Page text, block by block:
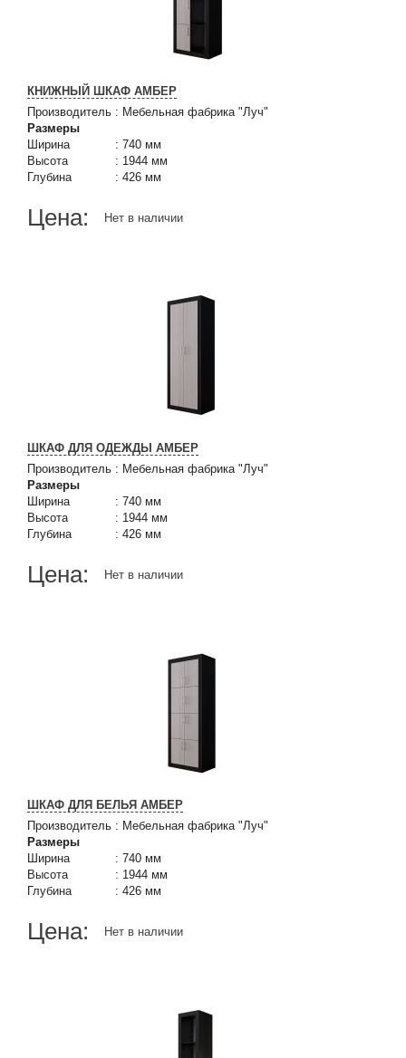
КНИЖНЫЙ ШКАФ АМБЕР
Производитель : Мебельная фабрика "Луч"
Размеры
Ширина
: 740 мм
Высота
: 1944 мм
Глубина
: 426 мм
Цена: Нет в наличии
ШКАФ ДЛЯ ОДЕЖДЫ АМБЕР
Производитель : Мебельная фабрика "Луч"
Размеры
Ширина
: 740 мм
Высота
: 1944 мм
Глубина
: 426 мм
Цена: Нет в наличии
ШКАФ ДЛЯ БЕЛЬЯ АМБЕР
Производитель : Мебельная фабрика "Луч"
Размеры
Ширина
: 740 мм
Высота
: 1944 мм
Глубина
: 426 мм
Цена: Нет в наличии